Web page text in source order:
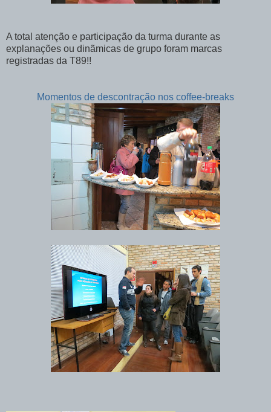
A total atenção e participação da turma durante as
explanações ou dinãmicas de grupo foram marcas
registradas da T89!!
Momentos de descontração nos coffee-breaks